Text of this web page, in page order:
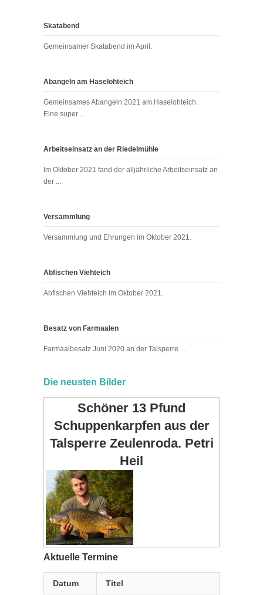
Skatabend
Gemeinsamer Skatabend im April.
Abangeln am Haselohteich
Gemeinsames Abangeln 2021 am Haselohteich.
Eine super ...
Arbeitseinsatz an der Riedelmühle
Im Oktober 2021 fand der alljährliche Arbeitseinsatz an
der ...
Versammlung
Versammlung und Ehrungen im Oktober 2021.
Abfischen Viehteich
Abfischen Viehteich im Oktober 2021.
Besatz von Farmaalen
Farmaalbesatz Juni 2020 an der Talsperre ...
Die neusten Bilder
Schöner 13 Pfund
Schuppenkarpfen aus der
Talsperre Zeulenroda. Petri
Heil
Aktuelle Termine
Datum Titel